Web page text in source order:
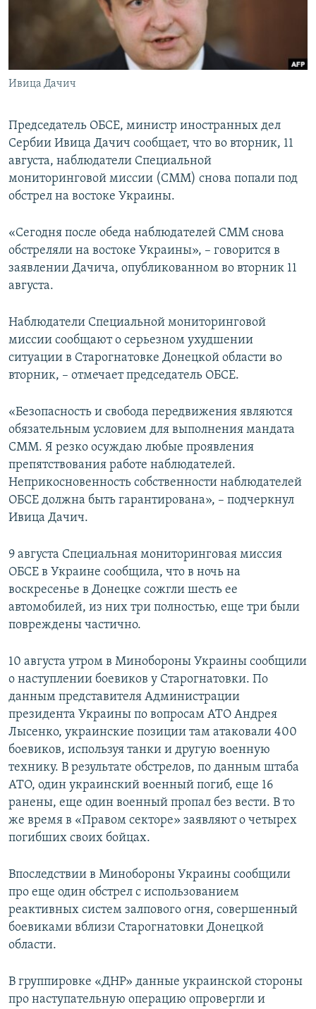
ПОБЕДИТЕЛЕЙ НЕ СУДЯТ?
КРЫМ.НЕПОКОРЕННЫЙ
УКРАИНСКАЯ ПРОБЛЕМА КРЫМА
ПРИСОЕДИНЯЙТЕСЬ!
Ивица Дачич
Председатель ОБСЕ, министр иностранных дел
Сербии Ивица Дачич сообщает, что во вторник, 11
августа, наблюдатели Специальной
мониторинговой миссии (СММ) снова попали под
обстрел на востоке Украины.
«Сегодня после обеда наблюдателей СММ снова
обстреляли на востоке Украины», – говорится в
заявлении Дачича, опубликованном во вторник 11
августа.
Наблюдатели Специальной мониторинговой
миссии сообщают о серьезном ухудшении
ситуации в Старогнатовке Донецкой области во
вторник, – отмечает председатель ОБСЕ.
«Безопасность и свобода передвижения являются
обязательным условием для выполнения мандата
СММ. Я резко осуждаю любые проявления
препятствования работе наблюдателей.
Неприкосновенность собственности наблюдателей
ОБСЕ должна быть гарантирована», – подчеркнул
Ивица Дачич.
9 августа Специальная мониторинговая миссия
ОБСЕ в Украине сообщила, что в ночь на
воскресенье в Донецке сожгли шесть ее
автомобилей, из них три полностью, еще три были
повреждены частично.
10 августа утром в Минобороны Украины сообщили
о наступлении боевиков у Старогнатовки. По
данным представителя Администрации
президента Украины по вопросам АТО Андрея
Лысенко, украинские позиции там атаковали 400
боевиков, используя танки и другую военную
технику. В результате обстрелов, по данным штаба
АТО, один украинский военный погиб, еще 16
ранены, еще один военный пропал без вести. В то
же время в «Правом секторе» заявляют о четырех
погибших своих бойцах.
Впоследствии в Минобороны Украины сообщили
про еще один обстрел с использованием
реактивных систем залпового огня, совершенный
боевиками вблизи Старогнатовки Донецкой
области.
В группировке «ДНР» данные украинской стороны
про наступательную операцию опровергли и